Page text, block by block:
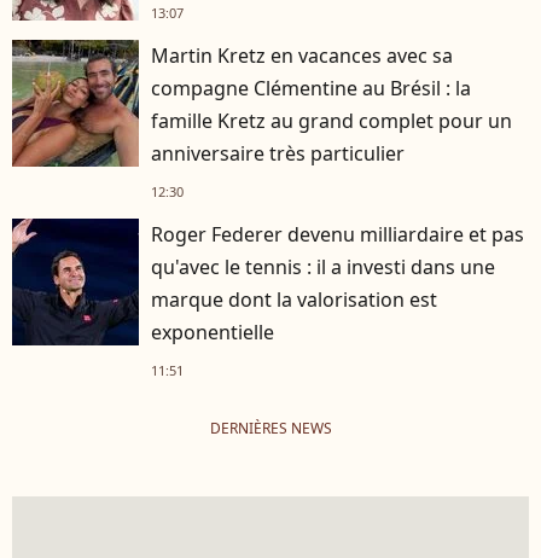
13:07
Martin Kretz en vacances avec sa
compagne Clémentine au Brésil : la
famille Kretz au grand complet pour un
anniversaire très particulier
12:30
Roger Federer devenu milliardaire et pas
qu'avec le tennis : il a investi dans une
marque dont la valorisation est
exponentielle
11:51
DERNIÈRES NEWS